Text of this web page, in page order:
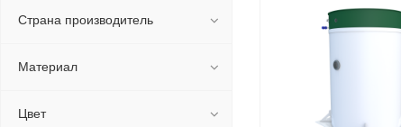
Страна производитель
Материал
Цвет